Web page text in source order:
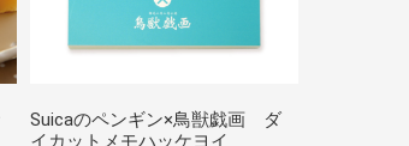
Suicaのペンギン×鳥獣戯画 ダ
イカットメモハッケヨイ